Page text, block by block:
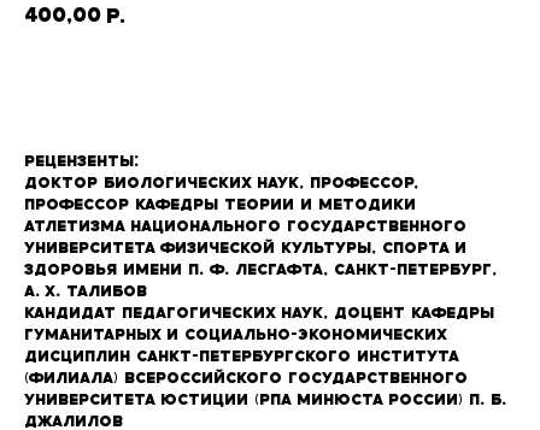
400,00 р.
Рецензенты:
Доктор биологических наук, профессор,
профессор кафедры теории и методики
атлетизма Национального государственного
университета физической культуры, спорта и
здоровья имени П. Ф. Лесгафта, Санкт-Петербург,
А. Х. Талибов
Кандидат педагогических наук, доцент кафедры
гуманитарных и социально-экономических
дисциплин Санкт-Петербургского института
(филиала) Всероссийского государственного
университета юстиции (РПА Минюста России) П. Б.
Джалилов